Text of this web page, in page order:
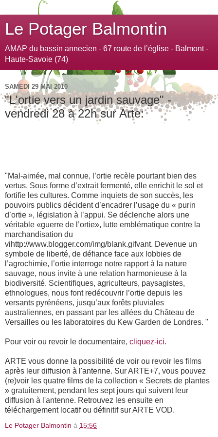
Le Potager Balmontin
AMAP du bassin annecien - 67 route de l’église - Balmont -
Haute-Savoie (74)
SAMEDI 29 MAI 2010
"L'ortie vers un jardin sauvage" -
vendredi 28 à 22h sur Arte:
"Mal-aimée, mal connue, l’ortie recèle pourtant bien des
vertus. Sous forme d’extrait fermenté, elle enrichit le sol et
fortifie les cultures. Comme inquiets de son succès, les
pouvoirs publics décident d’encadrer l’usage du « purin
d’ortie », législation à l’appui. Se déclenche alors une
véritable «guerre de l’ortie», lutte emblématique contre la
marchandisation du
vihttp://www.blogger.com/img/blank.gifvant. Devenue un
symbole de liberté, de défiance face aux lobbies de
l’agrochimie, l’ortie interroge notre rapport à la nature
sauvage, nous invite à une relation harmonieuse à la
biodiversité. Scientifiques, agriculteurs, paysagistes,
ethnologues, nous font redécouvrir l’ortie depuis les
versants pyrénéens, jusqu’aux forêts pluviales
australiennes, en passant par les allées du Château de
Versailles ou les laboratoires du Kew Garden de Londres. "
Pour voir ou revoir le documentaire, cliquez-ici.
ARTE vous donne la possibilité de voir ou revoir les films
après leur diffusion à l'antenne. Sur ARTE+7, vous pouvez
(re)voir les quatre films de la collection « Secrets de plantes
» gratuitement, pendant les sept jours qui suivent leur
diffusion à l'antenne. Retrouvez les ensuite en
téléchargement locatif ou définitif sur ARTE VOD.
Le Potager Balmontin à 15:56